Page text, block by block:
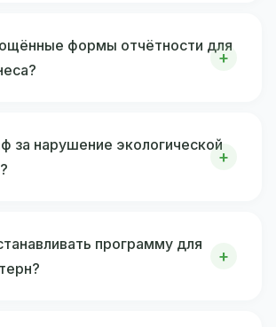
формы отчётности для
за нарушение экологической
программу для